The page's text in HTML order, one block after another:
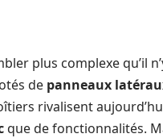
plus complexe qu’il
de panneaux
rivalisent
que de fonctionnalités.